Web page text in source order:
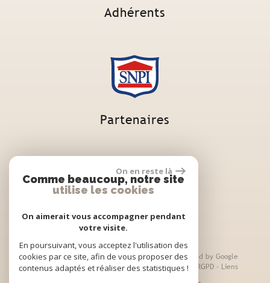
Adhérents
Partenaires
© 2026 | Tous droits réservés | Traduction powered by Google
Plan du site-Mentions légales- Nos honoraires RGPD - Liens
On en reste là
Comme beaucoup, notre site
utilise les cookies
On aimerait vous accompagner pendant
votre visite.
En poursuivant, vous acceptez l'utilisation des
cookies par ce site, afin de vous proposer des
contenus adaptés et réaliser des statistiques !